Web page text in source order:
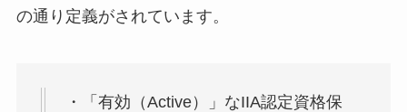
の通り定義がされています。
・「有効（Active）」なIIA認定資格保